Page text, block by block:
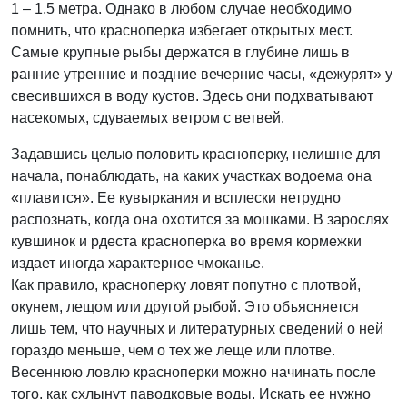
1 – 1,5 метра. Однако в любом случае необходимо
помнить, что красноперка избегает открытых мест.
Самые крупные рыбы держатся в глубине лишь в
ранние утренние и поздние вечерние часы, «дежурят» у
свесившихся в воду кустов. Здесь они подхватывают
насекомых, сдуваемых ветром с ветвей.
Задавшись целью половить красноперку, нелишне для
начала, понаблюдать, на каких участках водоема она
«плавится». Ее кувыркания и всплески нетрудно
распознать, когда она охотится за мошками. В зарослях
кувшинок и рдеста красноперка во время кормежки
издает иногда характерное чмоканье.
Как правило, красноперку ловят попутно с плотвой,
окунем, лещом или другой рыбой. Это объясняется
лишь тем, что научных и литературных сведений о ней
гораздо меньше, чем о тех же леще или плотве.
Весеннюю ловлю красноперки можно начинать после
того, как схлынут паводковые воды. Искать ее нужно